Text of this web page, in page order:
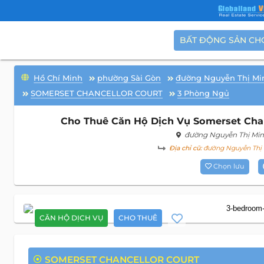
BẤT ĐỘNG SẢN
Hồ Chí Minh phường Sài Gòn
đường Nguyễn Thị
SOMERSET CHANCELLOR COURT
3 Phòng Ngủ
Cho Thuê Căn Hộ Dịch Vụ Somerset
đường Nguyễn Thị
Địa chỉ cũ:đường Nguyễn Thị
Chọn lưu
CĂN HỘ DỊCH VỤ CHO THUÊ
SOMERSET CHANCELLOR COURT